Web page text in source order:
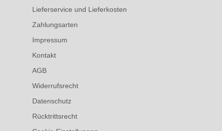
Lieferservice und Lieferkosten
Zahlungsarten
Impressum
Kontakt
AGB
Widerrufsrecht
Datenschutz
Rücktrittsrecht